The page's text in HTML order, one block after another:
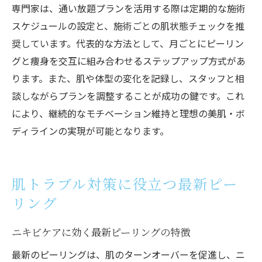
専門家は、通い放題プランを活用する際は定期的な施術
スケジュールの設定と、施術ごとの肌状態チェックを推
奨しています。代表的な方法として、月ごとにピーリン
グと痩身を交互に組み合わせるステップアップ方式があ
ります。また、肌や体型の変化を記録し、スタッフと相
談しながらプランを調整することが成功の鍵です。これ
により、継続的なモチベーション維持と理想の美肌・ボ
ディラインの実現が可能となります。
肌トラブル対策に役立つ最新ピー
リング
ニキビケアに効く最新ピーリングの特徴
最新のピーリングは、肌のターンオーバーを促進し、ニ